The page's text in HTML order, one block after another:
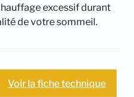
excessif durant
de votre sommeil.
Voir la fiche technique